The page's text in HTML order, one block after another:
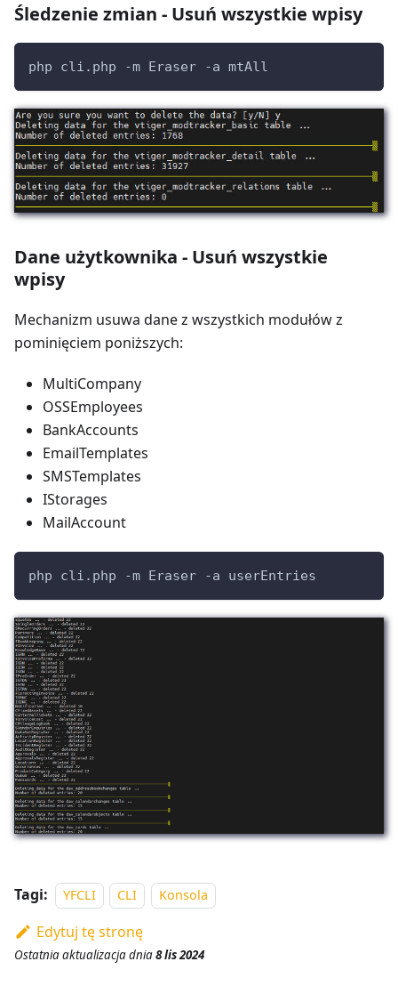
Śledzenie zmian - Usuń wszystkie wpisy
php cli.php -m Eraser -a mtAll
Dane użytkownika - Usuń wszystkie
wpisy
Mechanizm usuwa dane z wszystkich modułów z
pominięciem poniższych:
MultiCompany
OSSEmployees
BankAccounts
EmailTemplates
SMSTemplates
IStorages
MailAccount
php cli.php -m Eraser -a userEntries
Tagi: YFCLI CLI Konsola
Edytuj tę stronę
Ostatnia aktualizacjadnia8 lis 2024